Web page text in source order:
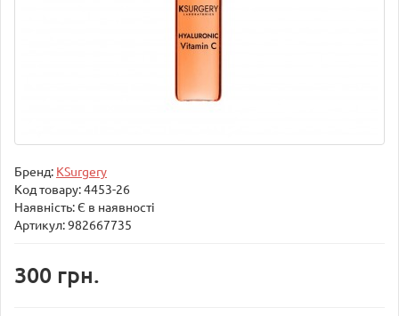
Бренд: KSurgery
Код товару:4453-26
Наявність: Є в наявності
Артикул: 982667735
300 грн.